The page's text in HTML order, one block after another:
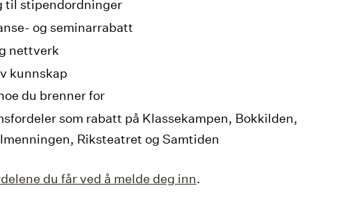
til stipendordninger
og seminarrabatt
nettverk
kunnskap
du brenner for
som rabatt på Klassekampen, Bokkilden,
Riksteatret og Samtiden
du får ved å melde deg inn.